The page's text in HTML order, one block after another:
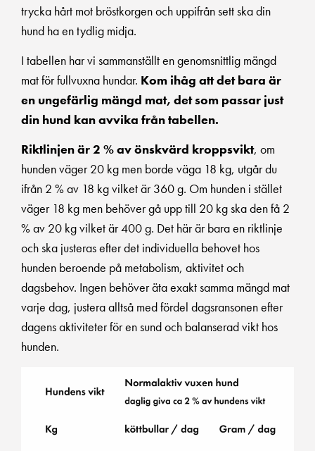
trycka hårt mot bröstkorgen och uppifrån sett ska din
hund ha en tydlig midja.
I tabellen har vi sammanställt en genomsnittlig mängd
mat för fullvuxna hundar. Kom ihåg att det bara är
en ungefärlig mängd mat, det som passar just
din hund kan avvika från tabellen.
Riktlinjen är 2 % av önskvärd kroppsvikt, om
hunden väger 20 kg men borde väga 18 kg, utgår du
ifrån 2 % av 18 kg vilket är 360 g. Om hunden i stället
väger 18 kg men behöver gå upp till 20 kg ska den få 2
% av 20 kg vilket är 400 g. Det här är bara en riktlinje
och ska justeras efter det individuella behovet hos
hunden beroende på metabolism, aktivitet och
dagsbehov. Ingen behöver äta exakt samma mängd mat
varje dag, justera alltså med fördel dagsransonen efter
dagens aktiviteter för en sund och balanserad vikt hos
hunden.